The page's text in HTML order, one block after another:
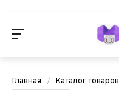
Главная / Каталог товаров